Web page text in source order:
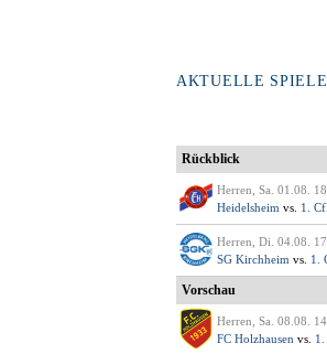
AKTUELLE SPIELE